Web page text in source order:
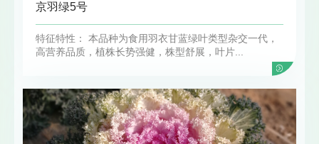
京羽绿5号
特征特性： 本品种为食用羽衣甘蓝绿叶类型杂交一代，
高营养品质，植株长势强健，株型舒展，叶片...